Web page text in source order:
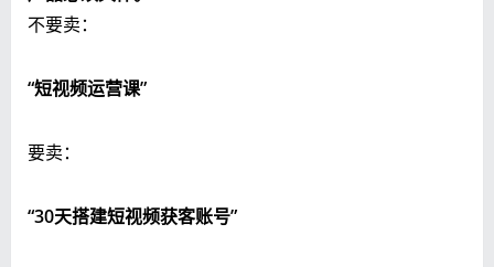
不要卖：
“短视频运营课”
要卖：
“30天搭建短视频获客账号”